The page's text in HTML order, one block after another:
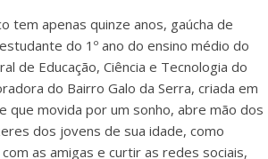
tem apenas quinze anos, gaúcha de
do 1º ano do ensino médio do
de Educação, Ciência e Tecnologia do
do Bairro Galo da Serra, criada em
que movida por um sonho, abre mão dos
dos jovens de sua idade, como
as amigas e curtir as redes sociais,